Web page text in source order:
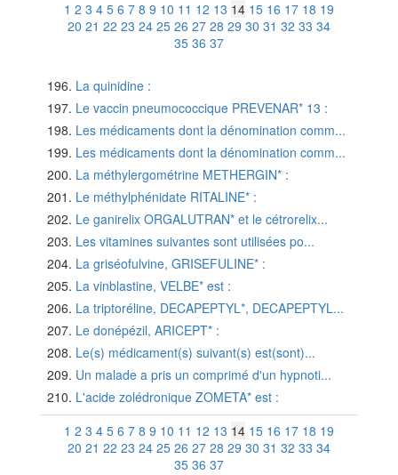
1 2 3 4 5 6 7 8 9 10 11 12 13 14 15 16 17 18 19
20 21 22 23 24 25 26 27 28 29 30 31 32 33 34
35 36 37
La quinidine :
Le vaccin pneumococcique PREVENAR* 13 :
Les médicaments dont la dénomination comm...
Les médicaments dont la dénomination comm...
La méthylergométrine METHERGIN* :
Le méthylphénidate RITALINE* :
Le ganirelix ORGALUTRAN* et le cétrorelix...
Les vitamines suivantes sont utilisées po...
La griséofulvine, GRISEFULINE* :
La vinblastine, VELBE* est :
La triptoréline, DECAPEPTYL*, DECAPEPTYL...
Le donépézil, ARICEPT* :
Le(s) médicament(s) suivant(s) est(sont)...
Un malade a pris un comprimé d'un hypnoti...
L'acide zolédronique ZOMETA* est :
1 2 3 4 5 6 7 8 9 10 11 12 13 14 15 16 17 18 19
20 21 22 23 24 25 26 27 28 29 30 31 32 33 34
35 36 37